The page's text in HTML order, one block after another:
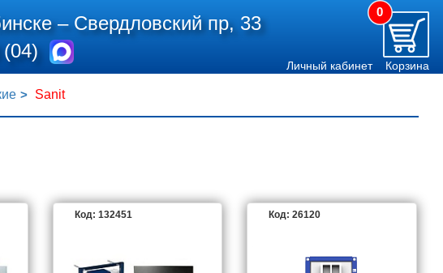
–Свердловский пр, 33
(04)
0
Личный кабинет Корзина
Sanit
Код: 132451 Код: 26120